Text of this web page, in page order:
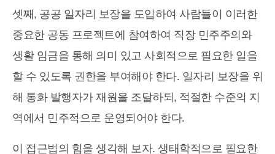
셋째, 공공 일자리 보장을 도입하여 사람들이 이러한
중요한 공동 프로젝트에 참여하여 직장 민주주의와
생활 임금을 통해 의미 있고 사회적으로 필요한 일을
할 수 있도록 권한을 부여해야 한다. 일자리 보장을 위
해 통화 발행자가 재원을 조달하되, 적절한 수준의 지
역에서 민주적으로 운영되어야 한다.
이 접근법의 힘을 생각해 보자. 생태학적으로 필요한